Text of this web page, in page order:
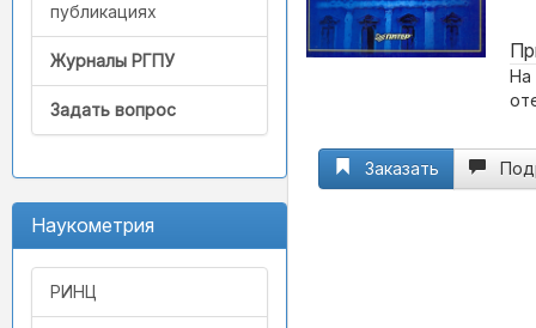
публикациях
Журналы РГПУ
Задать вопрос
Наукометрия
РИНЦ
На
Заказать